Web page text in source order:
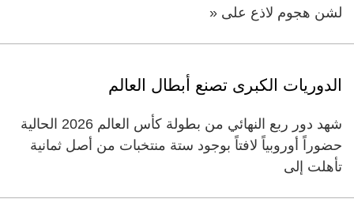
لشن هجوم لاذع على «
الدوريات الكبرى تصنع أبطال العالم
شهد دور ربع النهائي من بطولة كأس العالم 2026 الحالية
حضوراً أوروبياً لافتاً بوجود ستة منتخبات من أصل ثمانية
تأهلت إلى